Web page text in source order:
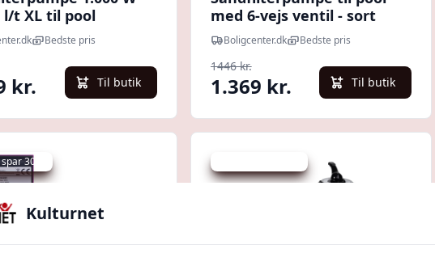
l/t XL til pool
Bedste pris
kr. Til butik
med 6-vejs ventil - sort
Boligcenter.dk Bedste pris
1446 kr.
1.369 kr. Til butik
30 %
Kulturnet